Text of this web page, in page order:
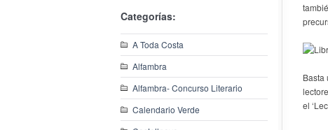
Categorías:
A Toda Costa
Alfambra
Alfambra- Concurso Literario
Calendario Verde
Basta
el